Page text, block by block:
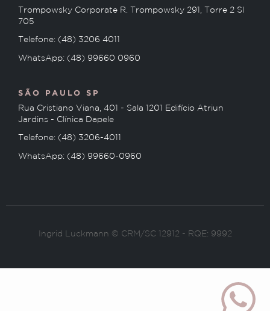
Trompowsky Corporate R. Trompowsky 291, Torre 2 Sl
705
Telefone: (48) 3206 4011
WhatsApp: (48) 99660 0960
SÃO PAULO SP
Rua Cristiano Viana, 401 - Sala 1201 Edifício Atriun
Jardins - Clínica Dapele
Telefone: (48) 3206-4011
WhatsApp: (48) 99660-0960
Ingrid Luckmann © CRM/SC 12912 - RQE: 9992